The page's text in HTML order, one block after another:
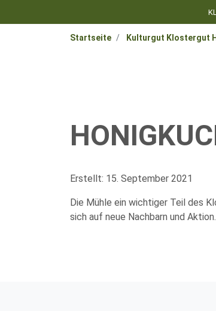
Startseite Kulturgut Klostergut
Erstellt: 15. September 2021
Die Mühle ein wichtiger Teil des
sich auf neue Nachbarn und Aktion.